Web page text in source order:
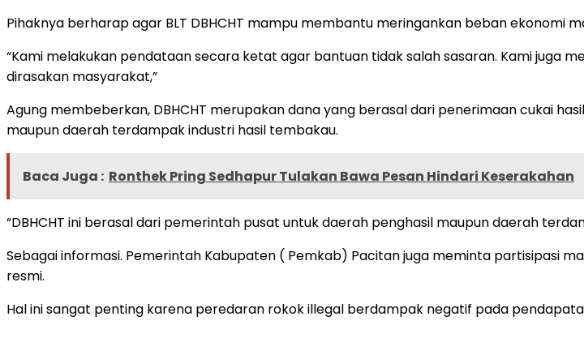
Pihaknya berharap agar BLT DBHCHT mampu membantu meringankan beban
“Kami melakukan pendataan secara ketat agar bantuan tidak salah sasaran. Kami juga
dirasakan masyarakat,”
Agung membeberkan, DBHCHT merupakan dana yang berasal dari penerimaan cukai
maupun daerah terdampak industri hasil tembakau.
Baca Juga : Ronthek Pring Sedhapur Tulakan Bawa Pesan Hindari Keserakahan
“DBHCHT ini berasal dari pemerintah pusat untuk daerah penghasil maupun daerah
Sebagai informasi. Pemerintah Kabupaten ( Pemkab) Pacitan juga meminta partisipasi
resmi.
Hal ini sangat penting karena peredaran rokok illegal berdampak negatif pada